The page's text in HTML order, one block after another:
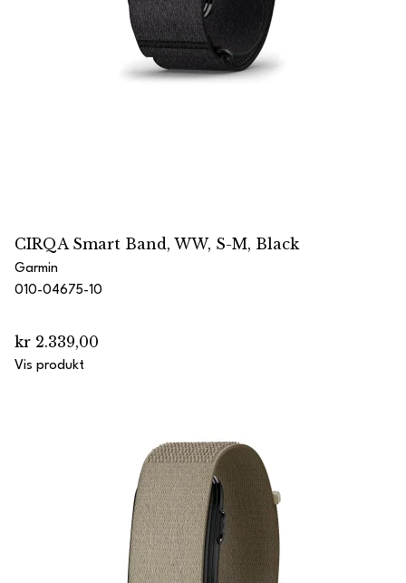
CIRQA Smart Band, WW, S-M, Black
Garmin
010-04675-10
kr 2.339,00
Vis produkt